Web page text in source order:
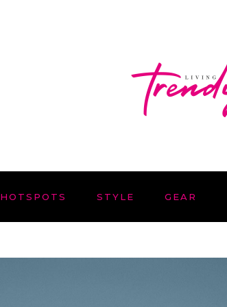
HOTSPOTS STYLE GEAR